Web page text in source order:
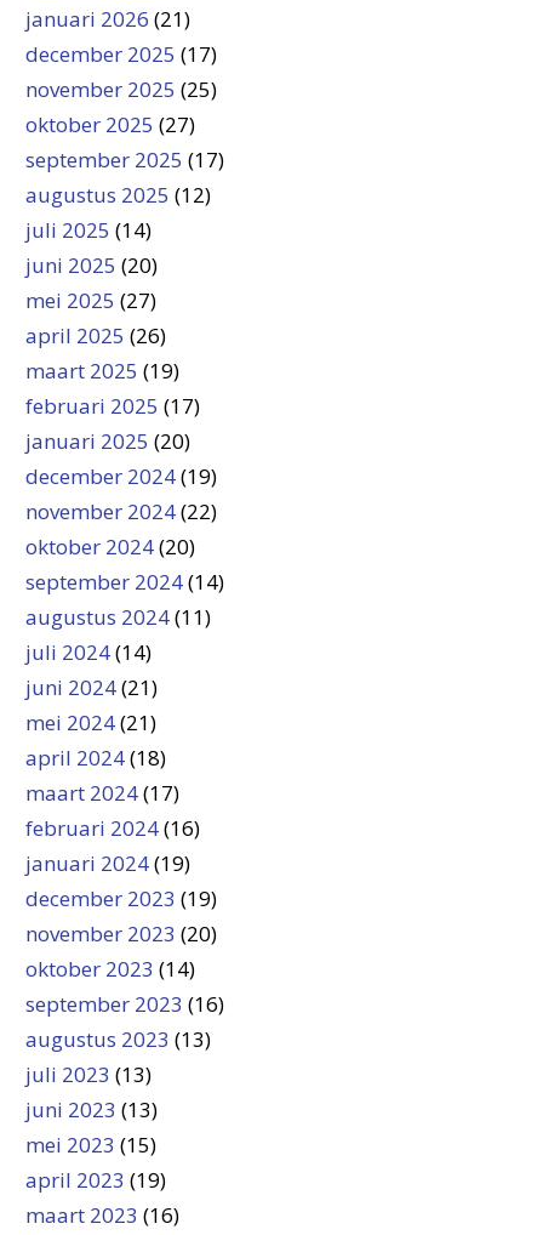
januari 2026 (21)
december 2025 (17)
november 2025 (25)
oktober 2025 (27)
september 2025 (17)
augustus 2025 (12)
juli 2025 (14)
juni 2025 (20)
mei 2025 (27)
april 2025 (26)
maart 2025 (19)
februari 2025 (17)
januari 2025 (20)
december 2024(19)
november 2024(22)
oktober 2024(20)
september 2024(14)
augustus 2024(11)
juli 2024(14)
juni 2024(21)
mei 2024(21)
april 2024(18)
maart 2024(17)
februari 2024(16)
januari 2024(19)
december 2023 (19)
november 2023 (20)
oktober 2023 (14)
september 2023 (16)
augustus 2023 (13)
juli 2023 (13)
juni 2023 (13)
mei 2023 (15)
april 2023 (19)
maart 2023 (16)